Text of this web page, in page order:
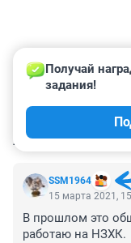
SSM1964
Получай
задания!
15 марта 2021,
В прошлом это
работаю на НЗХК.